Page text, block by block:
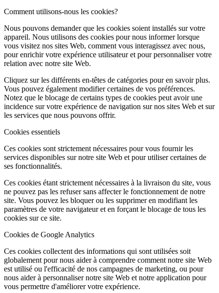
Comment utilisons-nous les cookies?
Nous pouvons demander que les cookies soient installés sur votre
appareil. Nous utilisons des cookies pour nous informer lorsque
vous visitez nos sites Web, comment vous interagissez avec nous,
pour enrichir votre expérience utilisateur et pour personnaliser votre
relation avec notre site Web.
Cliquez sur les différents en-têtes de catégories pour en savoir plus.
Vous pouvez également modifier certaines de vos préférences.
Notez que le blocage de certains types de cookies peut avoir une
incidence sur votre expérience de navigation sur nos sites Web et sur
les services que nous pouvons offrir.
Cookies essentiels
Ces cookies sont strictement nécessaires pour vous fournir les
services disponibles sur notre site Web et pour utiliser certaines de
ses fonctionnalités.
Ces cookies étant strictement nécessaires à la livraison du site, vous
ne pouvez pas les refuser sans affecter le fonctionnement de notre
site. Vous pouvez les bloquer ou les supprimer en modifiant les
paramètres de votre navigateur et en forçant le blocage de tous les
cookies sur ce site.
Cookies de Google Analytics
Ces cookies collectent des informations qui sont utilisées soit
globalement pour nous aider à comprendre comment notre site Web
est utilisé ou l'efficacité de nos campagnes de marketing, ou pour
nous aider à personnaliser notre site Web et notre application pour
vous permettre d'améliorer votre expérience.